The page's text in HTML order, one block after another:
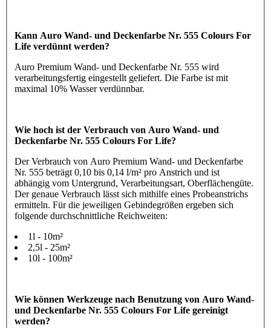
Kann Auro Wand- und Deckenfarbe Nr. 555 Colours For
Life verdünnt werden?
Auro Premium Wand- und Deckenfarbe Nr. 555 wird
verarbeitungsfertig eingestellt geliefert. Die Farbe ist mit
maximal 10% Wasser verdünnbar.
Wie hoch ist der Verbrauch von Auro Wand- und
Deckenfarbe Nr. 555 Colours For Life?
Der Verbrauch von Auro Premium Wand- und Deckenfarbe
Nr. 555 beträgt 0,10 bis 0,14 l/m² pro Anstrich und ist
abhängig vom Untergrund, Verarbeitungsart, Oberflächengüte.
Der genaue Verbrauch lässt sich mithilfe eines Probeanstrichs
ermitteln. Für die jeweiligen Gebindegrößen ergeben sich
folgende durchschnittliche Reichweiten:
1l - 10m²
2,5l - 25m²
10l - 100m²
Wie können Werkzeuge nach Benutzung von Auro Wand-
und Deckenfarbe Nr. 555 Colours For Life gereinigt
werden?